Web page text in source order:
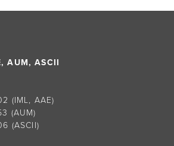
AUM, ASCII
(IML, AAE)
(AUM)
(ASCII)